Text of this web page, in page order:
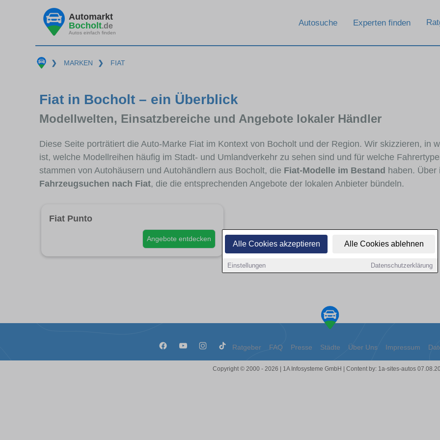
Alle Cookies akzeptieren Alle Cookies ablehnen
Einstellungen Datenschutzerklärung
Automarkt
Bocholt.de
Autos einfach finden
Autosuche Experten finden
❯ MARKEN ❯ FIAT
Fiat in Bocholt – ein Überblick
Modellwelten, Einsatzbereiche und Angebote lokaler Händler
Diese Seite porträtiert die Auto-Marke Fiat im Kontext von Bocholt und der Region. Wir skizzieren, in
ist, welche Modellreihen häufig im Stadt- und Umlandverkehr zu sehen sind und für welche
stammen von Autohäusern und Autohändlern aus Bocholt, die Fiat-Modelle im Bestand haben. Über
Fahrzeugsuchen nach Fiat, die die entsprechenden Angebote der lokalen Anbieter bündeln.
Fiat Punto
Angebote entdecken
Ratgeber FAQ Presse Städte Über Uns Impressum
Copyright © 2000 - 2026 | 1A Infosysteme GmbH | Content by: 1a-sites-autos